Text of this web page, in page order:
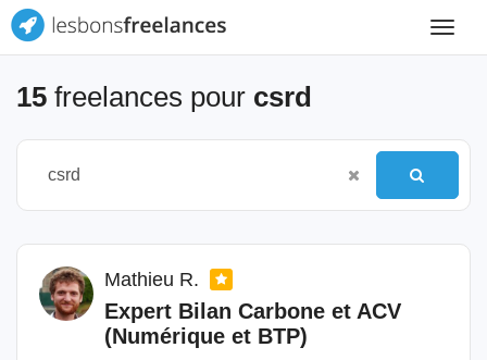
Toggle
15 freelances pour csrd
Mathieu R.
Expert Bilan Carbone et ACV
(Numérique et BTP)